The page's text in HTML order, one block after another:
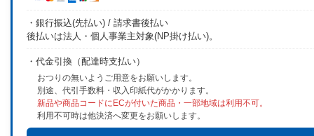
・銀行振込(先払い) / 請求書後払い
後払いは法人・個人事業主対象(NP掛け払い)。
・代金引換（配達時支払い）
おつりの無いようご用意をお願いします。
別途、代引手数料・収入印紙代がかかります。
新品や商品コードにECが付いた商品・一部地域は利用不可。
利用不可時は他決済へ変更をお願いします。